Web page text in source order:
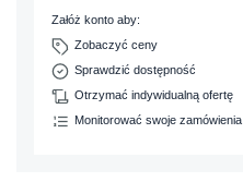
Załóż konto aby:
Zobaczyć ceny
Sprawdzić dostępność
Otrzymać indywidualną ofertę
Monitorować swoje zamówienia